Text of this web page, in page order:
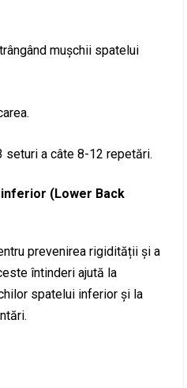
mușchii spatelui
seturi a câte 8-12 repetări.
(Lower Back
prevenirea rigidității și a
întinderi ajută la
spatelui inferior și la